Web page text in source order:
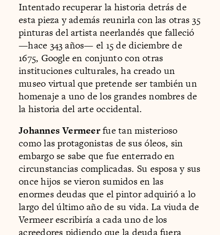
Intentado recuperar la historia detrás de
esta pieza y además reunirla con las otras 35
pinturas del artista neerlandés que falleció
—hace 343 años— el 15 de diciembre de
1675, Google en conjunto con otras
instituciones culturales, ha creado un
museo virtual que pretende ser también un
homenaje a uno de los grandes nombres de
la historia del arte occidental.
Johannes Vermeerfue tan misterioso
como las protagonistas de sus óleos, sin
embargo se sabe que fue enterrado en
circunstancias complicadas. Su esposa y sus
once hijos se vieron sumidos en las
enormes deudas que el pintor adquirió a lo
largo del último año de su vida. La viuda de
Vermeer escribiría a cada uno de los
acreedores pidiendo que la deuda fuera